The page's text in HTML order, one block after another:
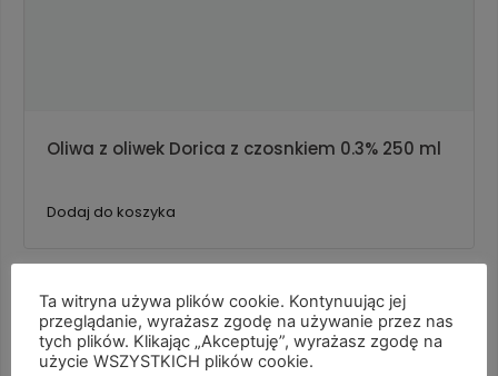
Oliwa z oliwek Dorica z czosnkiem 0.3% 250 ml
Dodaj do koszyka
Ta witryna używa plików cookie. Kontynuując jej
przeglądanie, wyrażasz zgodę na używanie przez nas
tych plików. Klikając „Akceptuję”, wyrażasz zgodę na
użycie WSZYSTKICH plików cookie.